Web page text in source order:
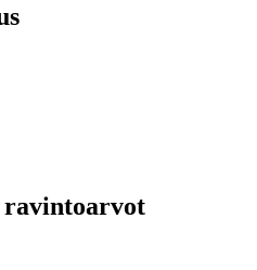
ravintoarvot